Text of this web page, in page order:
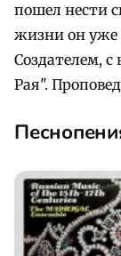
пошел нести
жизни он уже
Создателем,
Рая".